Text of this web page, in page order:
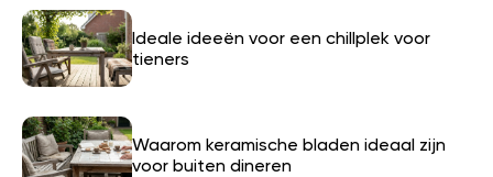
Ideale ideeën voor een chillplek voor
tieners
Waarom keramische bladen ideaal zijn
voor buiten dineren